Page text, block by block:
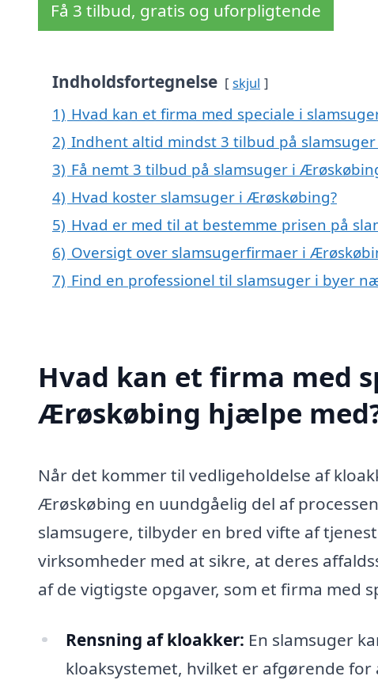
Få 3 tilbud, gratis og uforpligtende
Indholdsfortegnelse skjul
1) Hvad kan et firma med speciale i
2) Indhent altid mindst 3 tilbud på
3) Få nemt 3 tilbud på slamsuger i
4) Hvad koster slamsuger i Ærøskøbing?
5) Hvad er med til at bestemme prisen på
6) Oversigt over slamsugerfirmaer i
7) Find en professionel til slamsuger i byer
Hvad kan et firma med
Ærøskøbing hjælpe
Når det kommer til vedligeholdelse af
Ærøskøbing en uundgåelig del af
slamsugere, tilbyder en bred vifte af
virksomheder med at sikre, at deres
af de vigtigste opgaver, som et firma med
Rensning af kloakker: En slamsuger
kloaksystemet, hvilket er afgørende